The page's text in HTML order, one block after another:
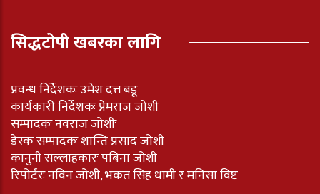
सिद्धटोपी खबरका लागि
प्रवन्ध निर्देशकः उमेश दत्त बडू
कार्यकारी निर्देशकः प्रेमराज जोशी
सम्पादकः नवराज जोशीः
डेस्क सम्पादकः शान्ति प्रसाद जोशी
कानुनी सल्लाहकारः पबिना जोशी
रिपोर्टरः नविन जोशी, भकत सिह धामी र मनिसा विष्ट